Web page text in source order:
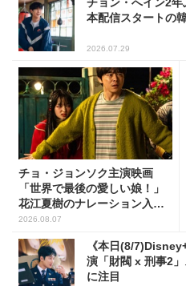
本配信スタートの
2026.07.29
チョ・ジョンソク主演映画
「世界で最後の愛しい娘！」
花江夏樹のナレーション入り
予告映像解禁！
2026.08.07
《本日(8/
演「財閥 x 刑事2
に注目